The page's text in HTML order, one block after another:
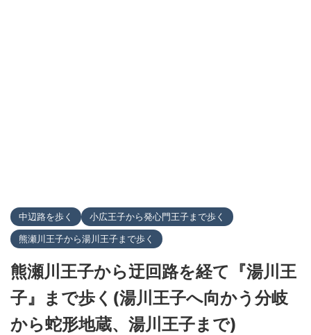
中辺路を歩く
小広王子から発心門王子まで歩く
熊瀬川王子から湯川王子まで歩く
熊瀬川王子から迂回路を経て『湯川王
子』まで歩く(湯川王子へ向かう分岐
から蛇形地蔵、湯川王子まで)